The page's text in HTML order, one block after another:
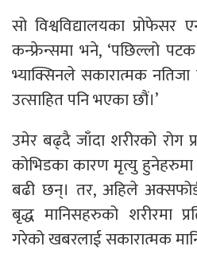
सो विश्वविद्यालयका प्रोफेसर
कन्फ्रेन्समा भने, ‘पछिल्लो पटक
भ्याक्सिनले सकारात्मक
उत्साहित पनि भएका छौं।’
उमेर बढ्दै जाँदा शरीरको रोग
कोभिडका कारण मृत्यु हुनेहरुमा
बढी छन्। तर, अहिले
बृद्ध मानिसहरुको शरीरमा
गरेको खबरलाई सकारात्मक